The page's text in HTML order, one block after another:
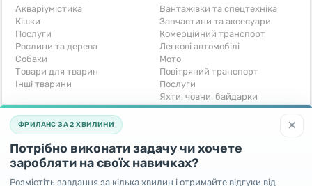
Акваріумістика
Кішки
Послуги
Рослини та дерева
Собаки
Товари для тварин
Інші тварини
Вантажівки та спецтехніка
Запчастини та аксесуари
Комерційний транспорт
Легкові автомобілі
Мото
Повітряний транспорт
Послуги
Яхти, човни, байдарки
Інші транспортні засоби
Хобі та відпочинок
Книги та журнали
Музичні інструменти
Полювання та рибальство
Готовий бізнес
Устаткування для бізнесу
×
ФРИЛАНС ЗА 2 ХВИЛИНИ
Потрібно виконати задачу чи хочете
заробляти на своїх навичках?
Розмістіть завдання за кілька хвилин і отримайте відгуки від